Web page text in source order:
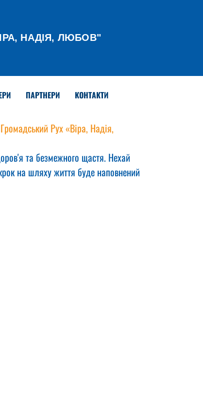
НАДІЯ, ЛЮБОВ"
ПАРТНЕРИ КОНТАКТИ
Громадський Рух «Віра, Надія,
та безмежного щастя. Нехай
на шляху життя буде наповнений